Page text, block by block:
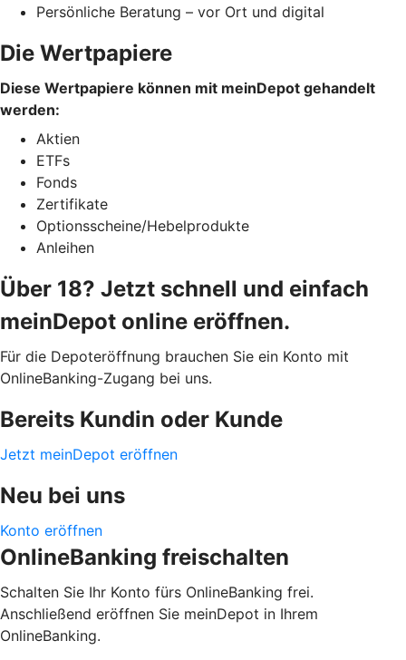
Persönliche Beratung – vor Ort und digital
Die Wertpapiere
Diese Wertpapiere können mit meinDepot gehandelt
werden:
Aktien
ETFs
Fonds
Zertifikate
Optionsscheine/Hebelprodukte
Anleihen
Über 18? Jetzt schnell und einfach
meinDepot online eröffnen.
Für die Depoteröffnung brauchen Sie ein Konto mit
OnlineBanking-Zugang bei uns.
Bereits Kundin oder Kunde
Jetzt meinDepot eröffnen
Neu bei uns
Konto eröffnen
OnlineBanking freischalten
Schalten Sie Ihr Konto fürs OnlineBanking frei.
Anschließend eröffnen Sie meinDepot in Ihrem
OnlineBanking.